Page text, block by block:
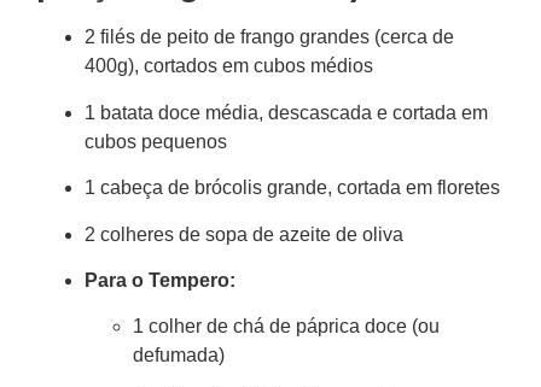
2 filés de peito de frango grandes (cerca de
400g), cortados em cubos médios
1 batata doce média, descascada e cortada em
cubos pequenos
1 cabeça de brócolis grande, cortada em floretes
2 colheres de sopa de azeite de oliva
Para o Tempero:
1 colher de chá de páprica doce (ou
defumada)